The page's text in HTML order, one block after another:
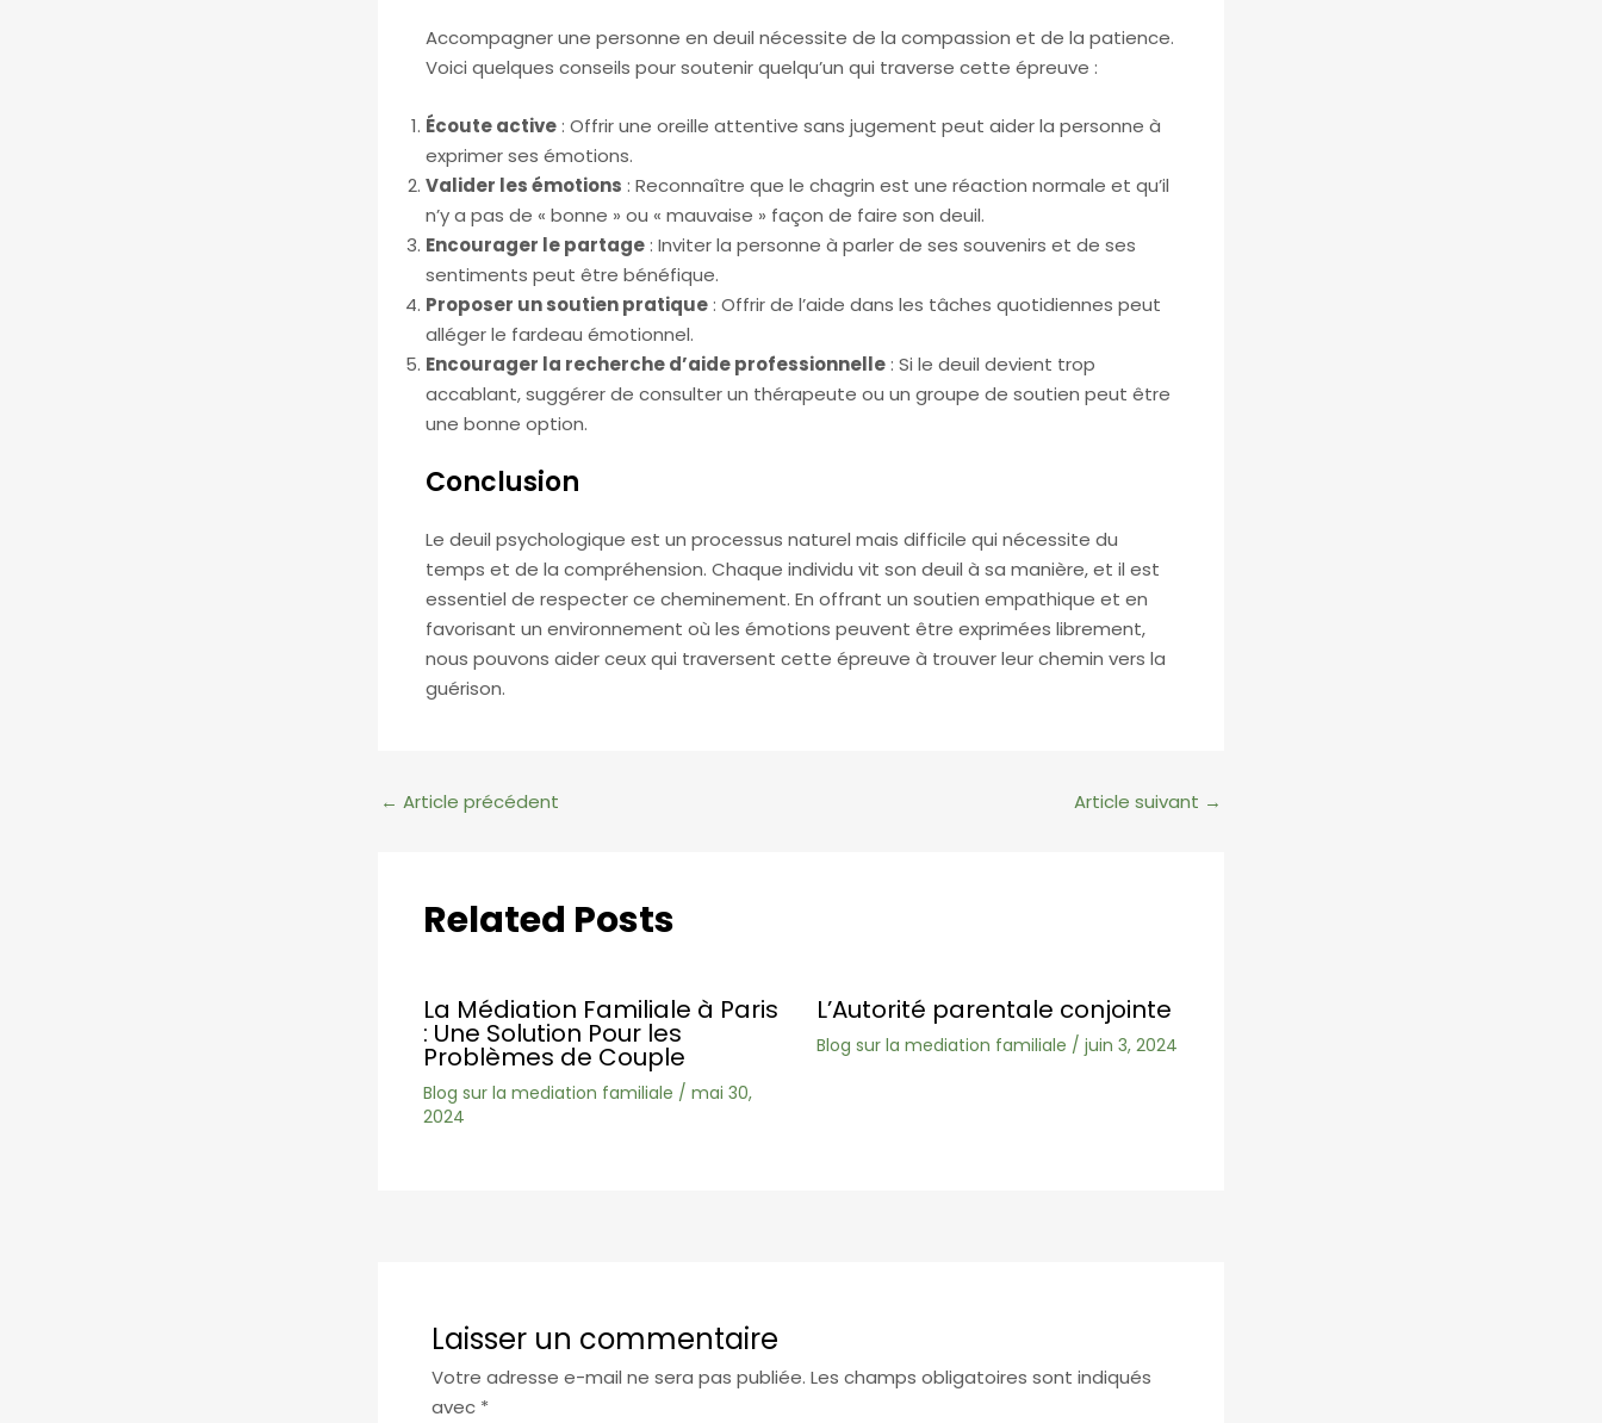
Accompagner une personne en deuil nécessite de la compassion et de la patience.
Voici quelques conseils pour soutenir quelqu’un qui traverse cette épreuve :
Écoute active : Offrir une oreille attentive sans jugement peut aider la personne à
exprimer ses émotions.
Valider les émotions : Reconnaître que le chagrin est une réaction normale et qu’il
n’y a pas de « bonne » ou « mauvaise » façon de faire son deuil.
Encourager le partage : Inviter la personne à parler de ses souvenirs et de ses
sentiments peut être bénéfique.
Proposer un soutien pratique : Offrir de l’aide dans les tâches quotidiennes peut
alléger le fardeau émotionnel.
Encourager la recherche d’aide professionnelle : Si le deuil devient trop
accablant, suggérer de consulter un thérapeute ou un groupe de soutien peut être
une bonne option.
Conclusion
Le deuil psychologique est un processus naturel mais difficile qui nécessite du
temps et de la compréhension. Chaque individu vit son deuil à sa manière, et il est
essentiel de respecter ce cheminement. En offrant un soutien empathique et en
favorisant un environnement où les émotions peuvent être exprimées librement,
nous pouvons aider ceux qui traversent cette épreuve à trouver leur chemin vers la
guérison.
Navigation
← Article précédent Article suivant →
Related Posts
La Médiation Familiale à Paris
: Une Solution Pour les
Problèmes de Couple
Blog sur la mediation familiale / mai 30,
2024
L’Autorité parentale conjointe
Blog sur la mediation familiale / juin 3, 2024
Laisser un commentaire
Votre adresse e-mail ne sera pas publiée. Les champs obligatoires sont indiqués
avec *